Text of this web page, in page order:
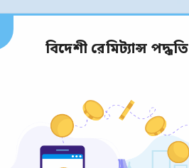
বিদেশী রেমিট্যান্স পদ্ধতি